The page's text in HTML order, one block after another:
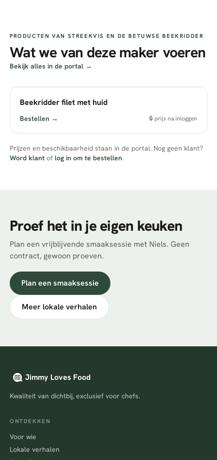
PRODUCTEN VAN STREEKVIS EN DE BETUWSE BEEKRIDDER
Wat we van deze maker voeren
Bekijk alles in de portal →
Beekridder filet met huid
Bestellen → 🔒 prijs na inloggen
Prijzen en beschikbaarheid staan in de portal. Nog geen klant?
Word klant of log in om te bestellen.
Proef het in je eigen keuken
Plan een vrijblijvende smaaksessie met Niels. Geen
contract, gewoon proeven.
Plan een smaaksessie
Meer lokale verhalen
Jimmy Loves Food
Kwaliteit van dichtbij, exclusief voor chefs.
ONTDEKKEN
Voor wie
Lokale verhalen